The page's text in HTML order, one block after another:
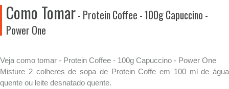
Como Tomar- Protein Coffee - 100g Capuccino -
Power One
Veja como tomar - Protein Coffee - 100g Capuccino - Power One
Misture 2 colheres de sopa de Protein Coffe em 100 ml de água
quente ou leite desnatado quente.